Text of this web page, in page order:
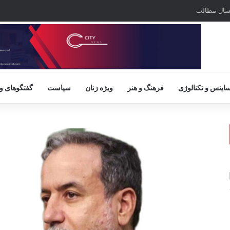
مطالب
و تکنالوژی فرهنگ و هنر ویژه زنان سیاست گفتگوهای